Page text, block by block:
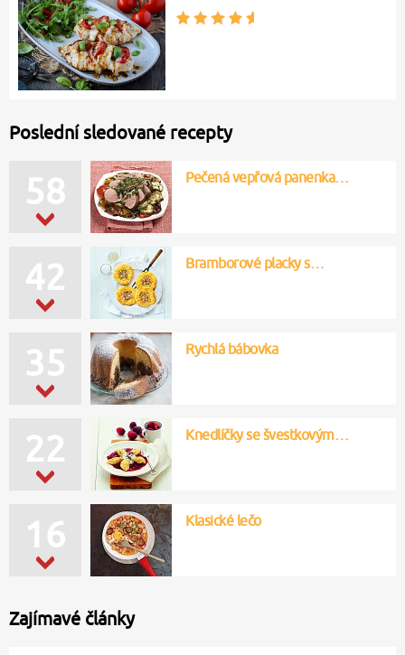
Poslední sledované recepty
58 Pečená vepřová panenka…
42 Bramborové placky s…
35 Rychlá bábovka
22 Knedlíčky se švestkovým…
16 Klasické lečo
Zajímavé články